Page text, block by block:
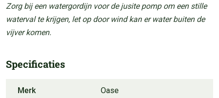
Zorg bij een watergordijn voor de jusite pomp om een stille
waterval te krijgen, let op door wind kan er water buiten de
vijver komen.
Specificaties
Merk Oase